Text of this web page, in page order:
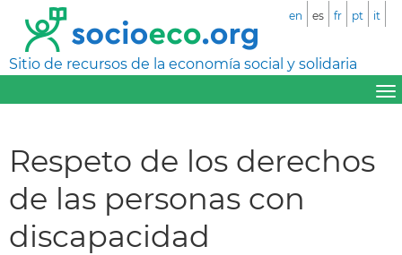
Sitio de recursos de la economía social y solidaria
en es fr pt it
Respeto de los derechos
de las personas con
discapacidad